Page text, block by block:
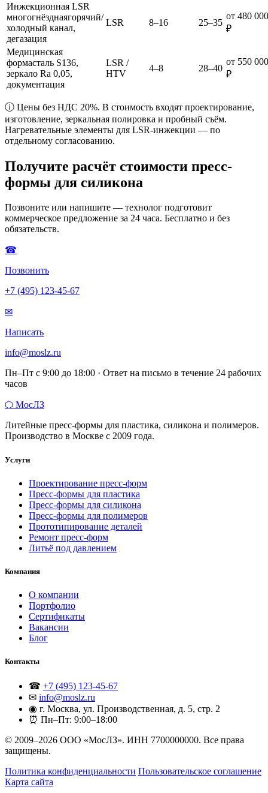
Инжекционная LSR
многогнёзднаягорячий/
холодный канал,
дегазация
LSR 8–16 25–35
от 480 000
₽
Медицинская
формасталь S136,
зеркало Ra 0,05,
документация
LSR /
HTV
4–8 28–40
от 550 000
₽
ⓘ Цены без НДС 20%. В стоимость входят проектирование,
изготовление, зеркальная полировка и пробный съём.
Нагревательные элементы для LSR-инжекции — по
отдельному согласованию.
Получите расчёт стоимости пресс-
формы для силикона
Позвоните или напишите — технолог подготовит
коммерческое предложение за 24 часа. Бесплатно и без
обязательств.
☎
Позвонить
+7 (495) 123-45-67
✉
Написать
info@moslz.ru
Пн–Пт с 9:00 до 18:00 · Ответ на письмо в течение 24 рабочих
часов
⬡ МосЛЗ
Литейные пресс-формы для пластика, силикона и полимеров.
Производство в Москве с 2009 года.
Услуги
Проектирование пресс-форм
Пресс-формы для пластика
Пресс-формы для силикона
Пресс-формы для полимеров
Прототипирование деталей
Ремонт пресс-форм
Литьё под давлением
Компания
О компании
Портфолио
Сертификаты
Вакансии
Блог
Контакты
☎ +7 (495) 123-45-67
✉ info@moslz.ru
◉ г. Москва, ул. Производственная, д. 5, стр. 2
⏰ Пн–Пт: 9:00–18:00
© 2009–2026 ООО «МосЛЗ». ИНН 7700000000. Все права
защищены.
Политика конфиденциальности Пользовательское соглашение
Карта сайта